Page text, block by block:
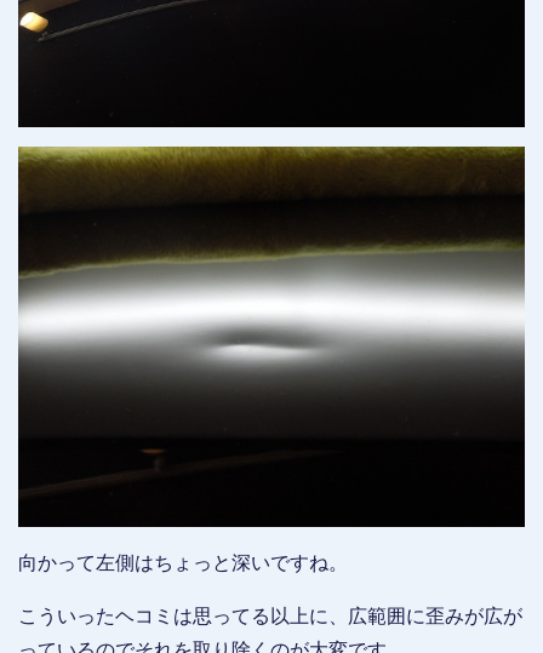
向かって左側はちょっと深いですね。
こういったヘコミは思ってる以上に、広範囲に歪みが広が